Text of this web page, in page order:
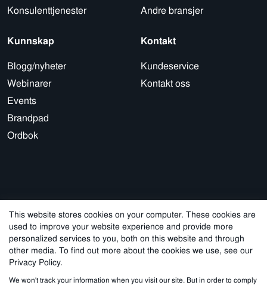
This website stores cookies on your computer. These cookies are
used to improve your website experience and provide more
personalized services to you, both on this website and through
other media. To find out more about the cookies we use, see our
Privacy Policy.
We won't track your information when you visit our site. But in order to comply
Konsulenttjenester
Andre bransjer
Kunnskap
Blogg/nyheter
Webinarer
Events
Brandpad
Ordbok
Kontakt
Kundeservice
Kontakt oss
© 2026 Cegal
Privacy Policy